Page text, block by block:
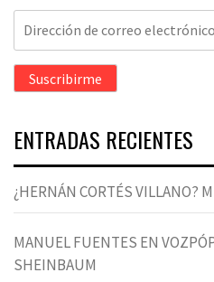
Dirección
correo
electrónico
Suscribirme
ENTRADAS RECIENTES
¿HERNÁN CORTÉS VILLANO?
MANUEL FUENTES EN
SHEINBAUM